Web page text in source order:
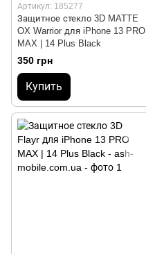
Артикул: 185277
Защитное стекло 3D MATTE
OX Warrior для iPhone 13 PRO
MAX | 14 Plus Black
350 грн
Купить